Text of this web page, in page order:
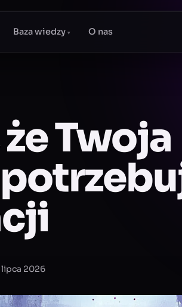
Baza wiedzy▾ O nas
Twoja
2026